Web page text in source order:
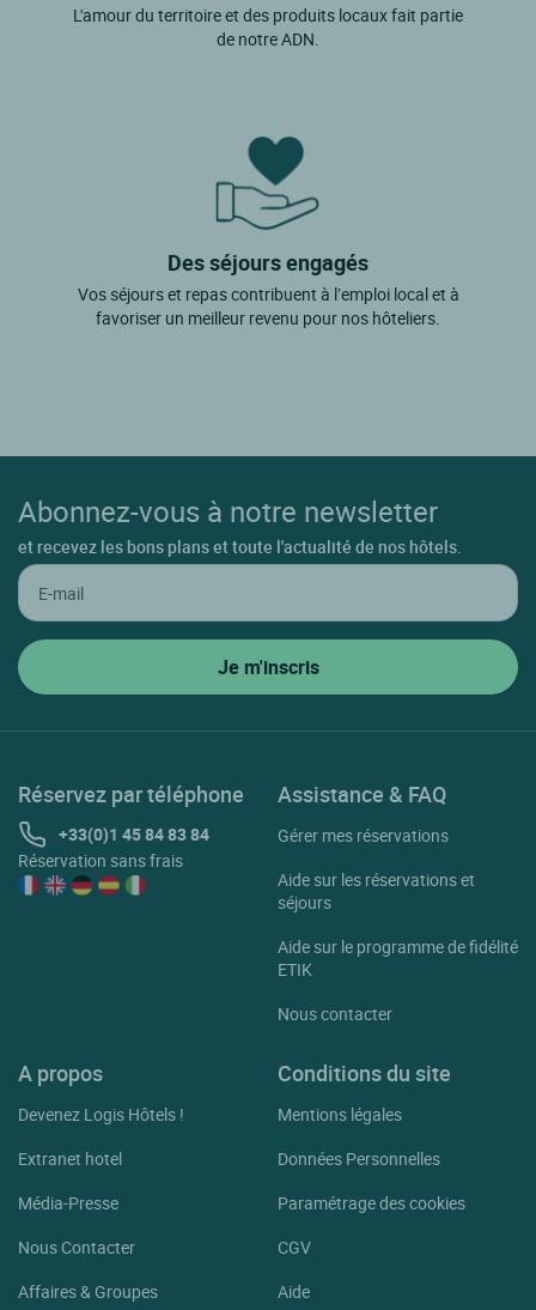
L'amour du territoire et des produits locaux fait partie
de notre ADN.
Des séjours engagés
Vos séjours et repas contribuent à l’emploi local et à
favoriser un meilleur revenu pour nos hôteliers.
Abonnez-vous à notre newsletter
et recevez les bons plans et toute l'actualité de nos hôtels.
Réservez par téléphone
+33(0)1 45 84 83 84
Réservation sans frais
Assistance & FAQ
Gérer mes réservations
Aide sur les réservations et
séjours
Aide sur le programme de fidélité
ETIK
Nous contacter
A propos
Devenez Logis Hôtels !
Extranet hotel
Média-Presse
Nous Contacter
Affaires & Groupes
Conditions du site
Mentions légales
Données Personnelles
Paramétrage des cookies
CGV
Aide